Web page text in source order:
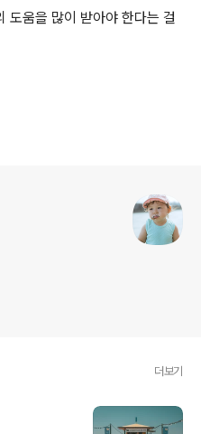
도움을 많이 받아야 한다는 걸
더보기